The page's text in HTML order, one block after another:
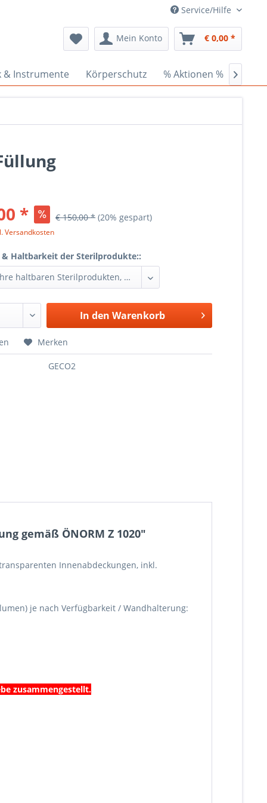
Service/Hilfe
Mein Konto € 0,00 *
& Instrumente Körperschutz % Aktionen % 
*
€ 150,00 * (20% gespart)
Versandkosten
& Haltbarkeit der Sterilprodukte::
In den Warenkorb
Merken
GECO2
gemäß ÖNORM Z 1020"
Innenabdeckungen, inkl.
je nach Verfügbarkeit / Wandhalterung:
zusammengestellt.